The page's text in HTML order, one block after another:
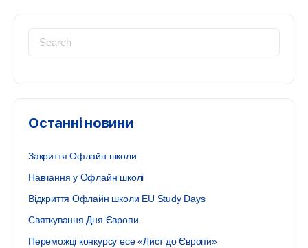
Search
for:
Останні новини
Закриття Офлайн школи
Навчання у Офлайн школі
Відкриття Офлайн школи EU Study Days
Святкування Дня Європи
Переможці конкурсу есе «Лист до Європи»